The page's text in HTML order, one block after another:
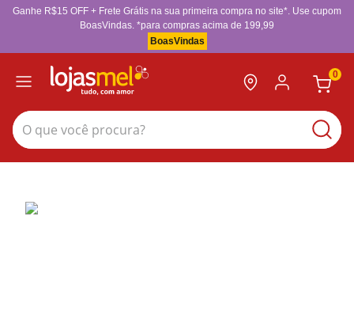
Ganhe R$15 OFF + Frete Grátis na sua primeira compra no site*. Use cupom
BoasVindas. *para compras acima de 199,99
BoasVindas
0
O que você procura?